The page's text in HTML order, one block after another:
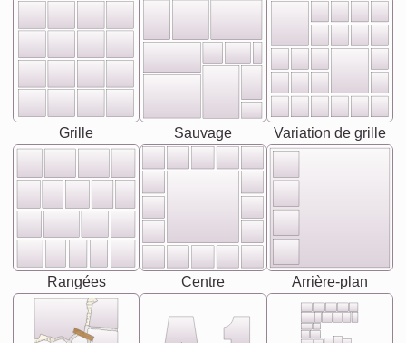
Grille Sauvage Variation de grille
Rangées Centre Arrière-plan